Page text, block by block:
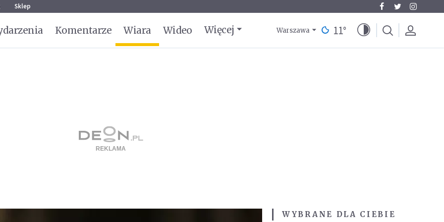
Sklep
Komentarze Wiara Wideo Więcej Warszawa 11°
WYBRANE DLA CIEBIE